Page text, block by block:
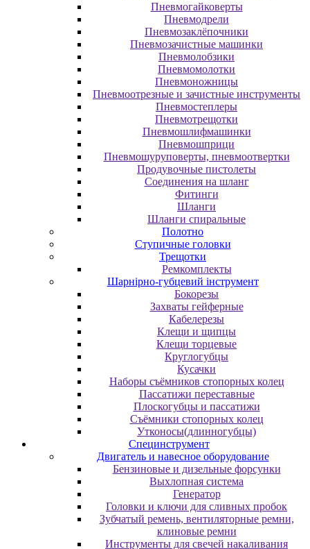
Пневмогайковерты
Пневмодрели
Пневмозаклёпочники
Пневмозачистные машинки
Пневмолобзики
Пневмомолотки
Пневмоножницы
Пневмоотрезные и зачистные инструменты
Пневмостеплеры
Пневмотрещотки
Пневмошлифмашинки
Пневмошприци
Пневмошуруповерты, пневмоотвертки
Продувочные пистолеты
Соединения на шланг
Фитинги
Шланги
Шланги спиральные
Полотно
Ступичные головки
Трещотки
Ремкомплекты
Шарнірно-губцевий інструмент
Бокорезы
Захваты гейферные
Кабелерезы
Клещи и щипцы
Клещи торцевые
Круглогубцы
Кусачки
Наборы съёмников стопорных колец
Пассатижи переставные
Плоскогубцы и пассатижи
Съёмники стопорных колец
Утконосы(длинногубцы)
Специнструмент
Двигатель и навесное оборудование
Бензиновые и дизельные форсунки
Выхлопная система
Генератор
Головки и ключи для сливных пробок
Зубчатый ремень, вентиляторные ремни,
клиновые ремни
Инструменты для свечей накаливания